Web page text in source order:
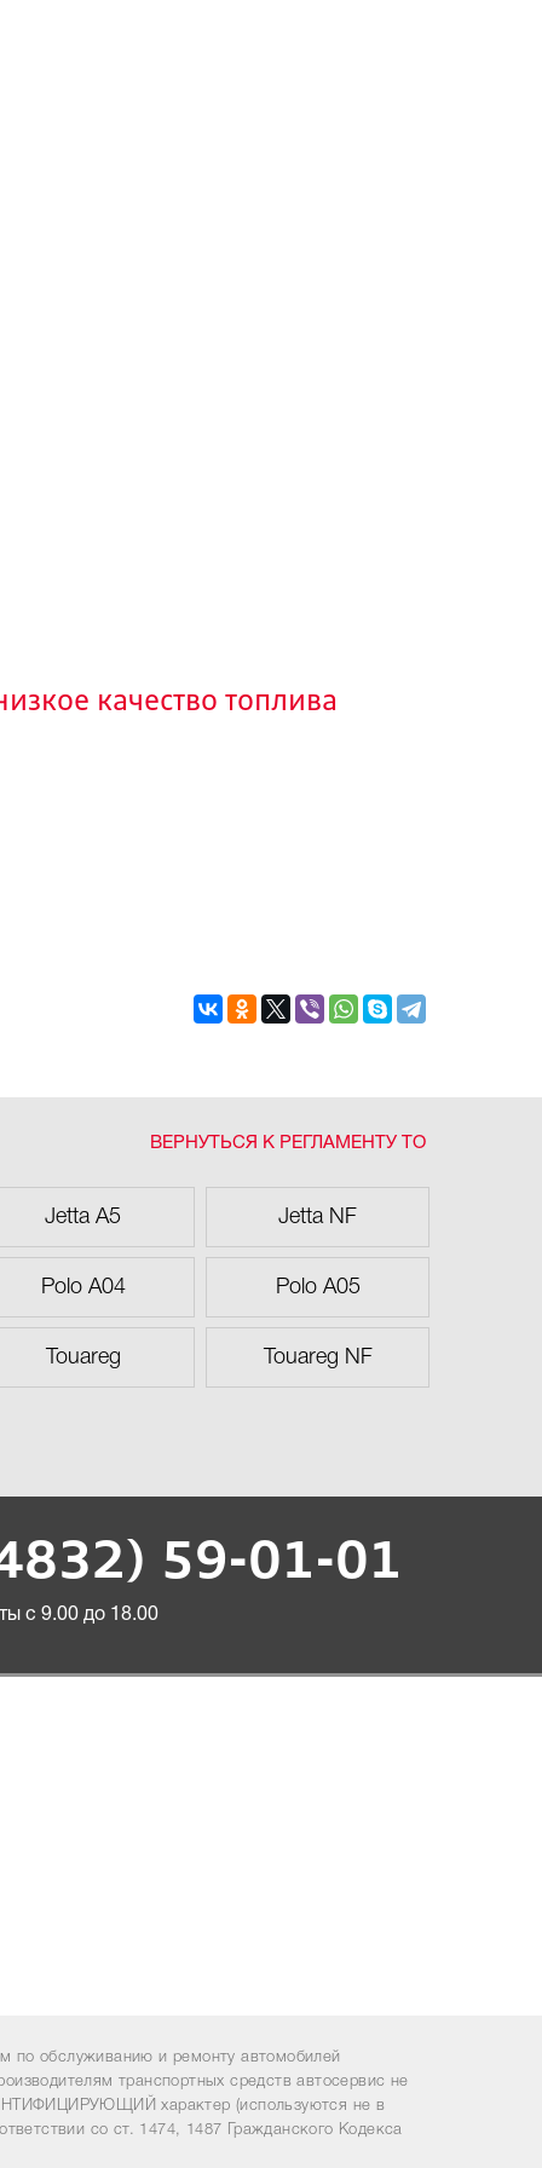
качество топлива
ВЕРНУТЬСЯ К РЕГЛАМЕНТУ ТО
Jetta A5 Jetta NF
Polo A04 Polo A05
Touareg Touareg NF
59-01-01
с 9.00 до 18.00
обслуживанию и ремонту автомобилей
транспортных средств автосервис не
характер (используются не в
со ст. 1474, 1487 Гражданского Кодекса